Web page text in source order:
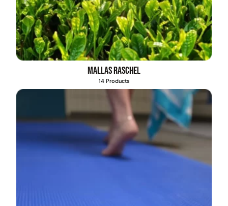
Mallas Raschel
14 Products